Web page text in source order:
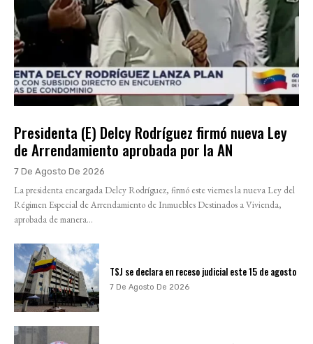
Presidenta (E) Delcy Rodríguez firmó nueva Ley
de Arrendamiento aprobada por la AN
7 De Agosto De 2026
La presidenta encargada Delcy Rodríguez, firmó este viernes la nueva Ley del
Régimen Especial de Arrendamiento de Inmuebles Destinados a Vivienda,
aprobada de manera...
TSJ se declara en receso judicial este 15 de agosto
7 De Agosto De 2026